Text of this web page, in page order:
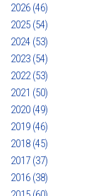
2026 (46)
2025 (54)
2024 (53)
2023 (54)
2022 (53)
2021 (50)
2020 (49)
2019 (46)
2018 (45)
2017 (37)
2016 (38)